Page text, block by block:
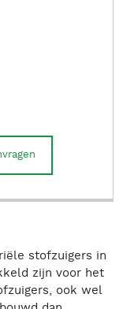
stofzuigers in
zijn voor het
ook wel